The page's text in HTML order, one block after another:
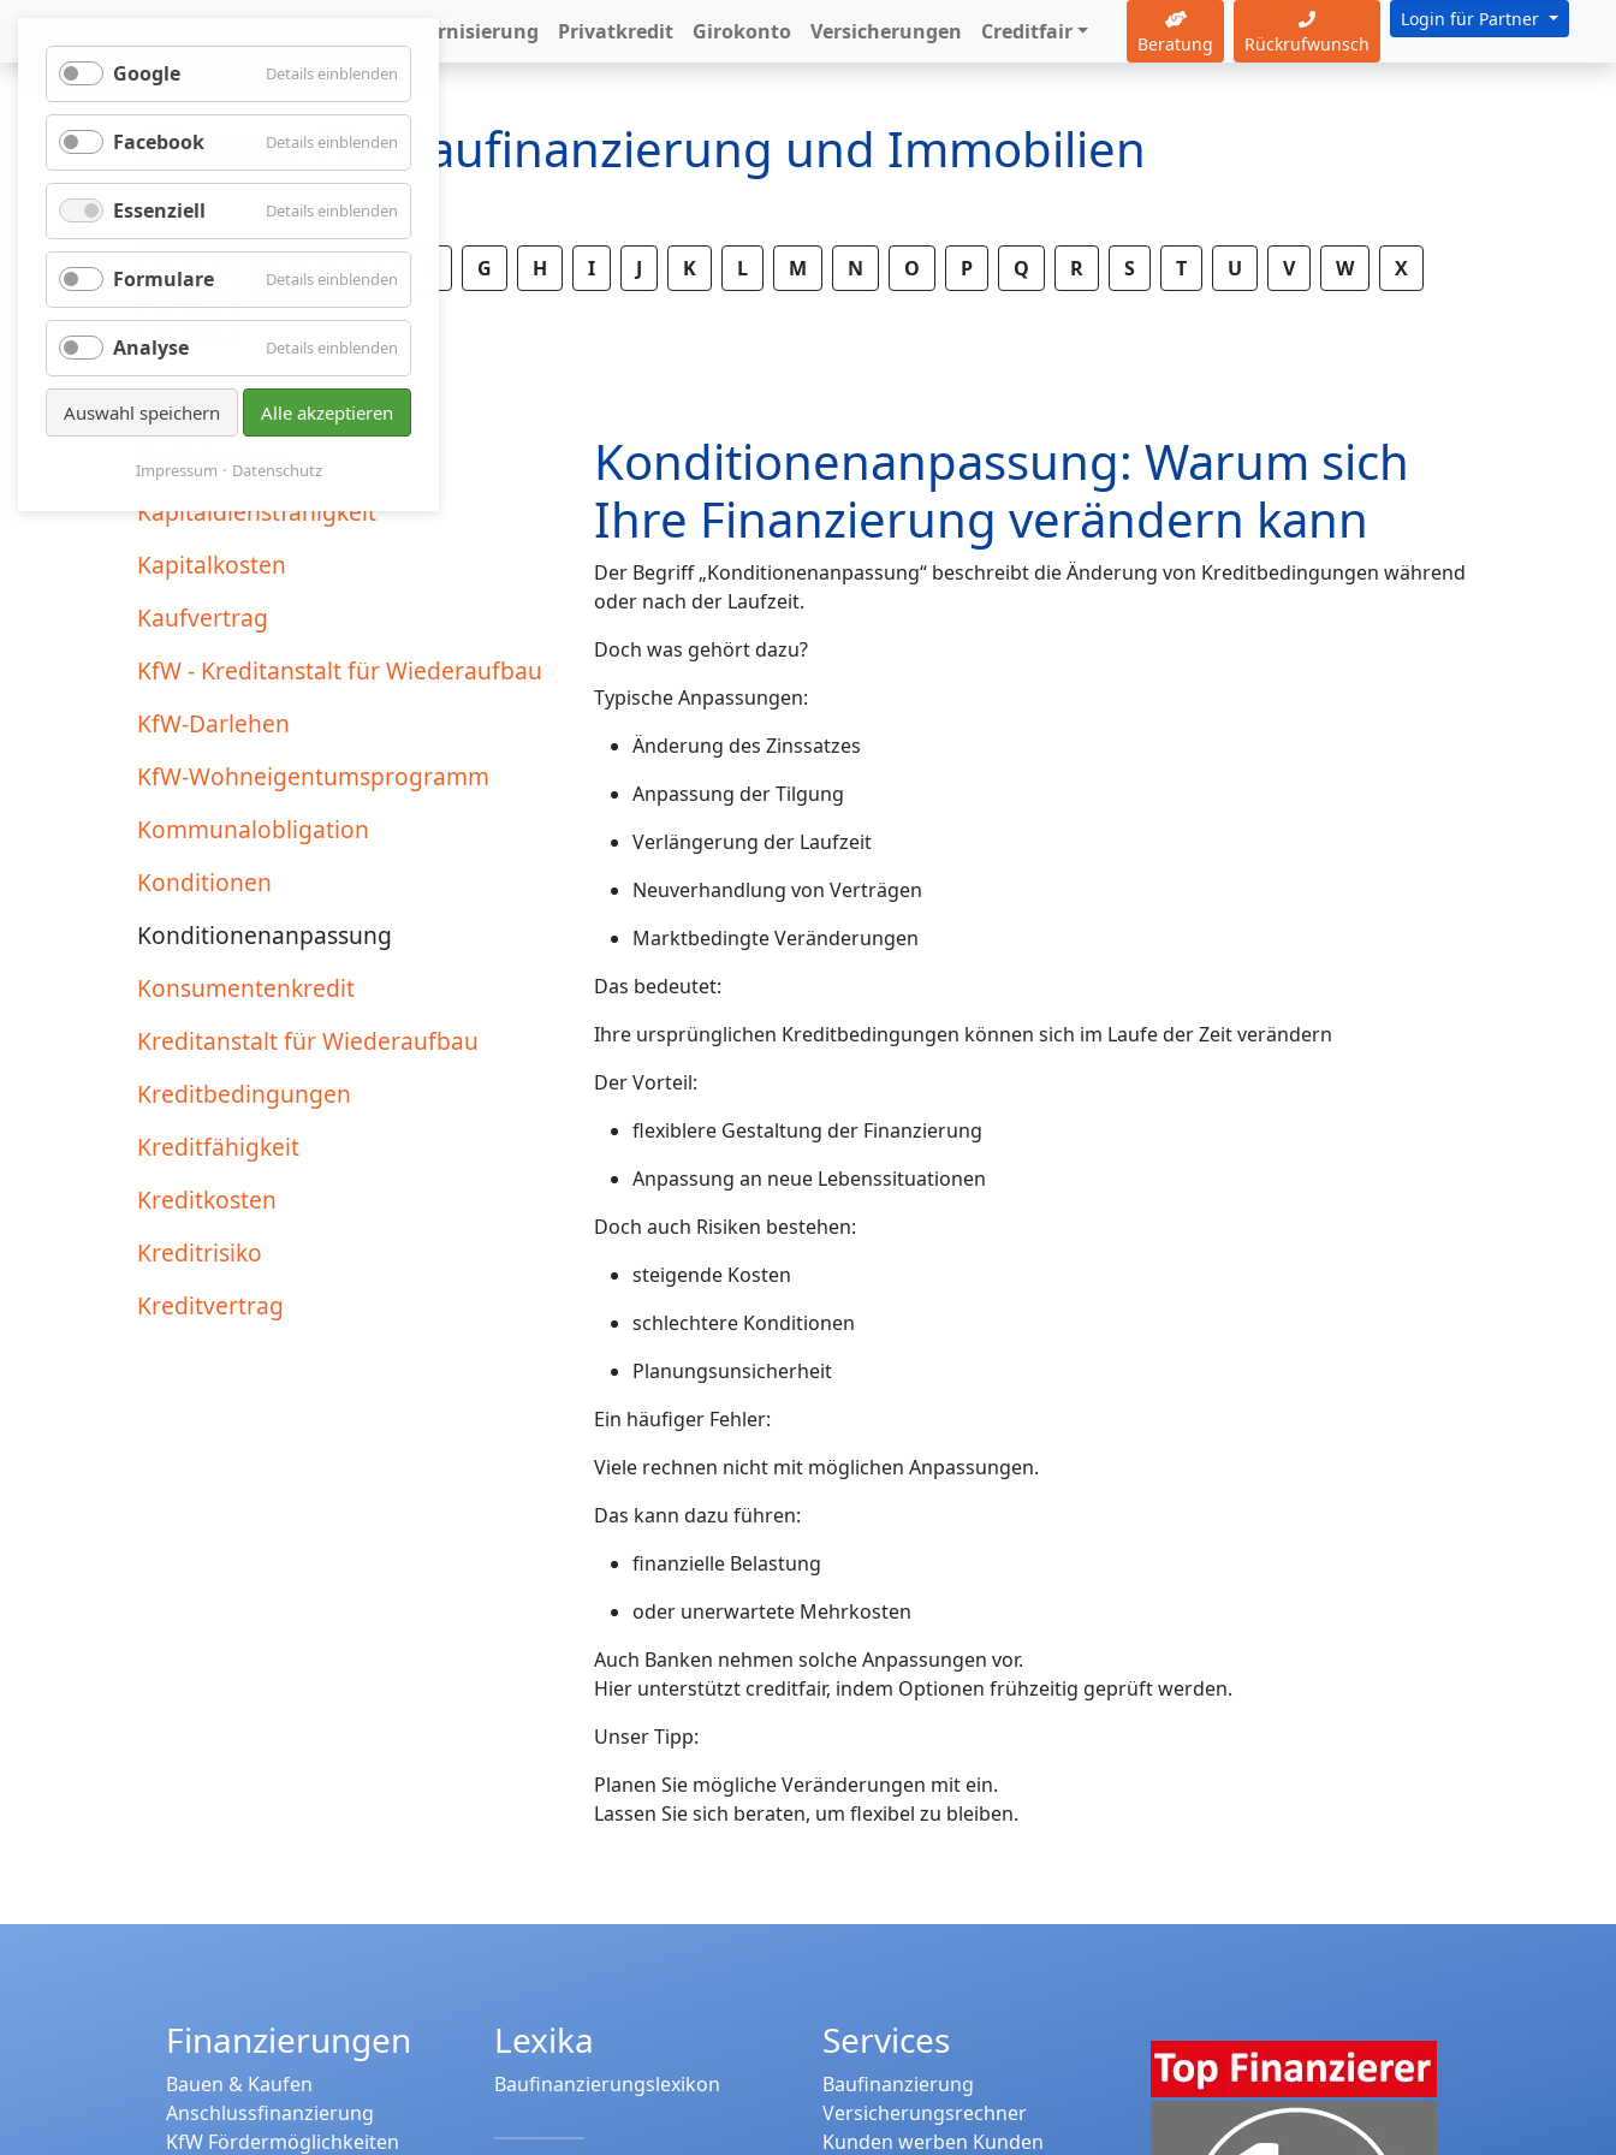
Google Details einblenden
Google
Facebook Details einblenden
Facebook
Essenziell Details einblenden
Essenziell
Formulare Details einblenden
Formulare
Analyse Details einblenden
Analyse
Auswahl speichern Alle akzeptieren
Impressum Datenschutz
Modernisierung Privatkredit Girokonto Versicherungen Creditfair Beratung Rückrufwunsch
Login für Partner
Glossar für Baufinanzierung und Immobilien
C D E G H I J K L M N O P Q R S T U V W X
Y Z
Kapitalanlage
Kapitaldienstfähigkeit
Kapitalkosten
Kaufvertrag
KfW - Kreditanstalt für Wiederaufbau
KfW-Darlehen
KfW-Wohneigentumsprogramm
Kommunalobligation
Konditionen
Konditionenanpassung
Konsumentenkredit
Kreditanstalt für Wiederaufbau
Kreditbedingungen
Kreditfähigkeit
Kreditkosten
Kreditrisiko
Kreditvertrag
Konditionenanpassung: Warum sich
Ihre Finanzierung verändern kann
Der Begriff „Konditionenanpassung“ beschreibt die Änderung von Kreditbedingungen während
oder nach der Laufzeit.
Doch was gehört dazu?
Typische Anpassungen:
Änderung des Zinssatzes
Anpassung der Tilgung
Verlängerung der Laufzeit
Neuverhandlung von Verträgen
Marktbedingte Veränderungen
Das bedeutet:
Ihre ursprünglichen Kreditbedingungen können sich im Laufe der Zeit verändern
Der Vorteil:
flexiblere Gestaltung der Finanzierung
Anpassung an neue Lebenssituationen
Doch auch Risiken bestehen:
steigende Kosten
schlechtere Konditionen
Planungsunsicherheit
Ein häufiger Fehler:
Viele rechnen nicht mit möglichen Anpassungen.
Das kann dazu führen:
finanzielle Belastung
oder unerwartete Mehrkosten
Auch Banken nehmen solche Anpassungen vor.
Hier unterstützt creditfair, indem Optionen frühzeitig geprüft werden.
Unser Tipp:
Planen Sie mögliche Veränderungen mit ein.
Lassen Sie sich beraten, um flexibel zu bleiben.
Finanzierungen
Bauen & Kaufen
Anschlussfinanzierung
KfW Fördermöglichkeiten
Lexika
Baufinanzierungslexikon
Services
Baufinanzierung
Versicherungsrechner
Kunden werben Kunden